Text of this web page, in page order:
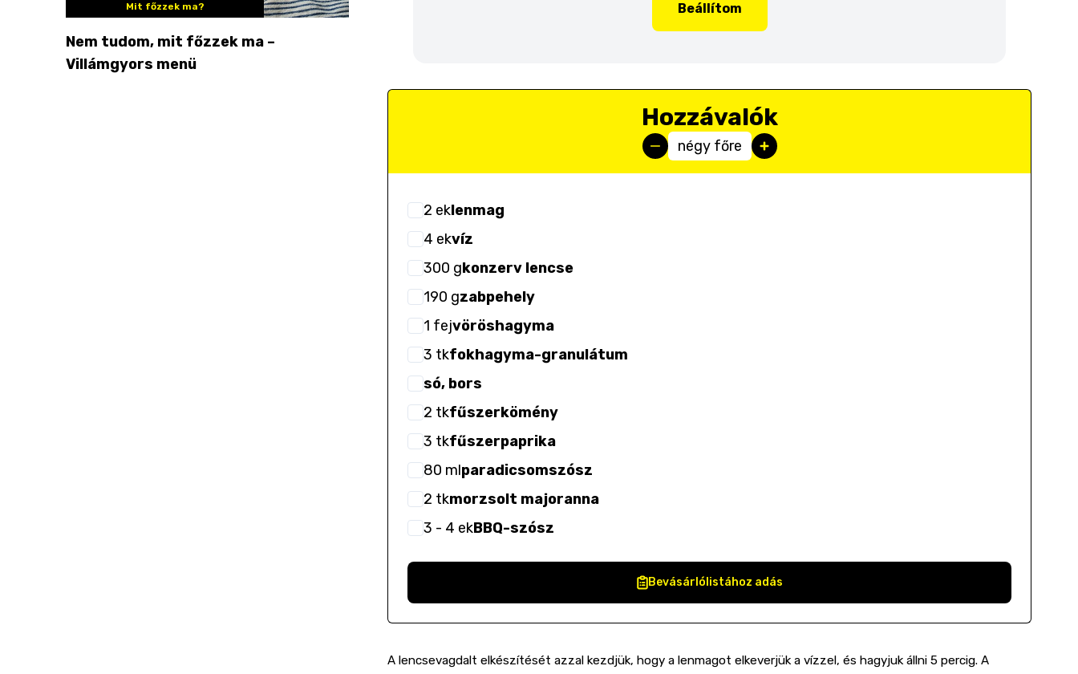
Mit főzzek ma?
Nem tudom, mit főzzek ma –
Villámgyors menü
Beállítom
Hozzávalók
négy főre
2 eklenmag
4 ekvíz
300 gkonzerv lencse
190 gzabpehely
1 fejvöröshagyma
3 tkfokhagyma-granulátum
só, bors
2 tkfűszerkömény
3 tkfűszerpaprika
80 mlparadicsomszósz
2 tkmorzsolt majoranna
3 - 4 ekBBQ-szósz
Bevásárlólistához adás
A lencsevagdalt elkészítését azzal kezdjük, hogy a lenmagot elkeverjük a vízzel, és hagyjuk állni 5 percig. A